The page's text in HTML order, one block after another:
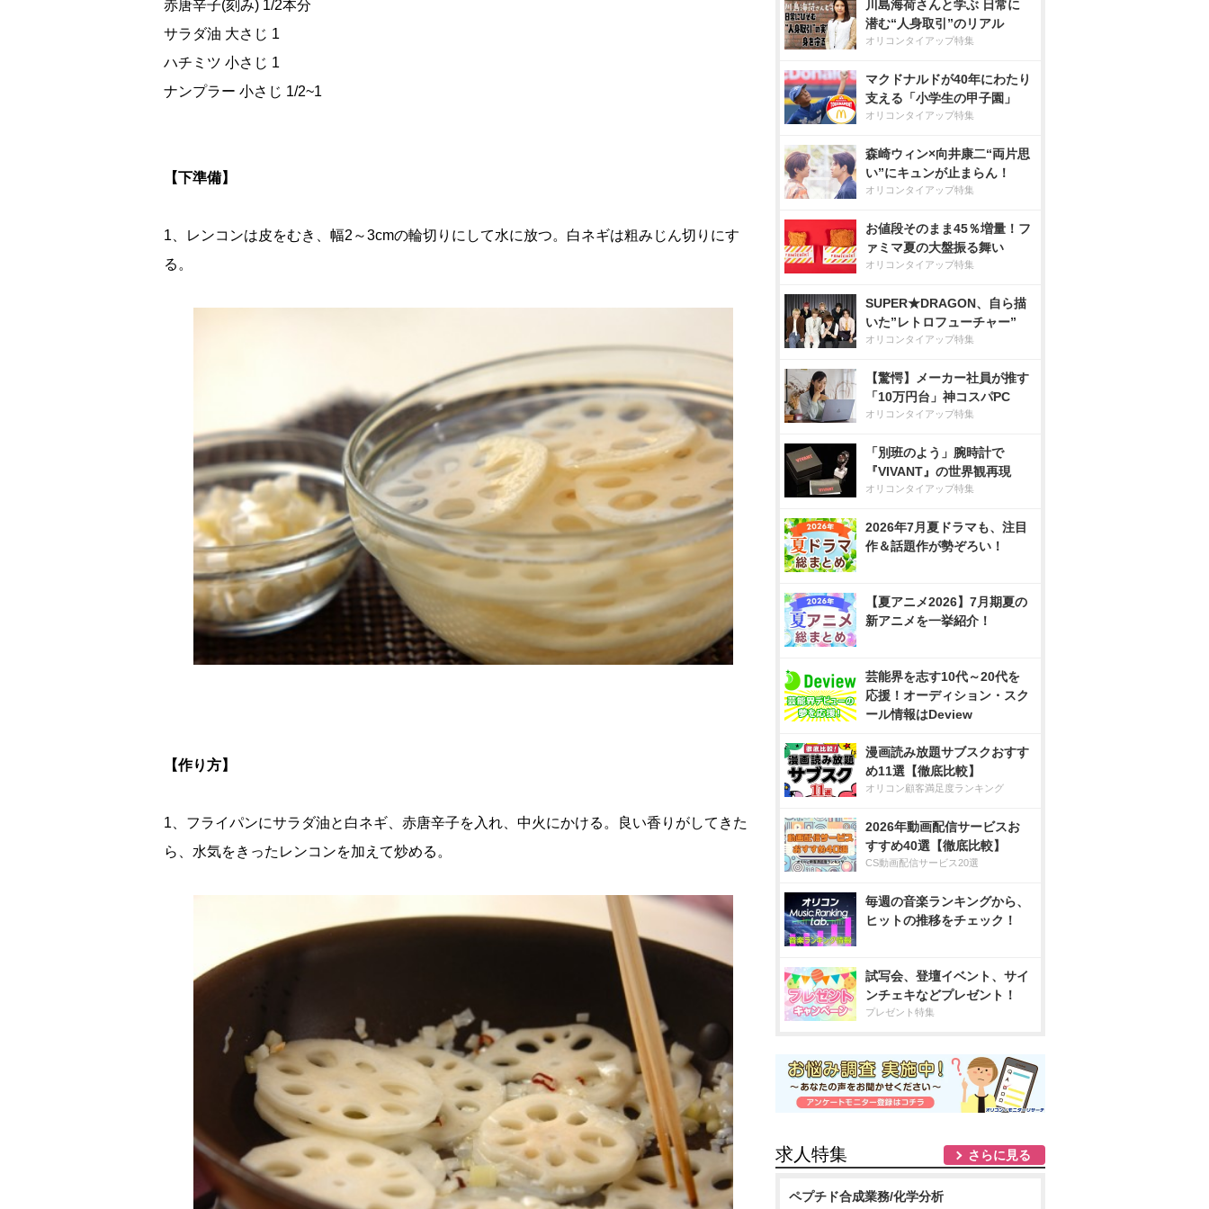
赤唐辛子(刻み) 1/2本分
サラダ油 大さじ 1
ハチミツ 小さじ 1
ナンプラー 小さじ 1/2~1
【下準備】
1、レンコンは皮をむき、幅2～3cmの輪切りにして水に放つ。白ネギは粗みじん切りにす
る。
【作り方】
1、フライパンにサラダ油と白ネギ、赤唐辛子を入れ、中火にかける。良い香りがしてきた
ら、水気をきったレンコンを加えて炒める。
川島海荷さんと学ぶ 日常に
潜む“人身取引”のリアル
オリコンタイアップ特集
マクドナルドが40年にわたり
支える「小学生の甲子園」
オリコンタイアップ特集
森崎ウィン×向井康二“両片思
い”にキュンが止まらん！
オリコンタイアップ特集
お値段そのまま45％増量！フ
ァミマ夏の大盤振る舞い
オリコンタイアップ特集
SUPER★DRAGON、自ら描
いた”レトロフューチャー”
オリコンタイアップ特集
【驚愕】メーカー社員が推す
「10万円台」神コスパPC
オリコンタイアップ特集
「別班のよう」腕時計で
『VIVANT』の世界観再現
オリコンタイアップ特集
2026年7月夏ドラマも、注目
作＆話題作が勢ぞろい！
【夏アニメ2026】7月期夏の
新アニメを一挙紹介！
芸能界を志す10代～20代を
応援！オーディション・スク
ール情報はDeview
漫画読み放題サブスクおすす
め11選【徹底比較】
オリコン顧客満足度ランキング
2026年動画配信サービスお
すすめ40選【徹底比較】
CS動画配信サービス20選
毎週の音楽ランキングから、
ヒットの推移をチェック！
試写会、登壇イベント、サイ
ンチェキなどプレゼント！
プレゼント特集
求人特集 さらに見る
ペプチド合成業務/化学分析